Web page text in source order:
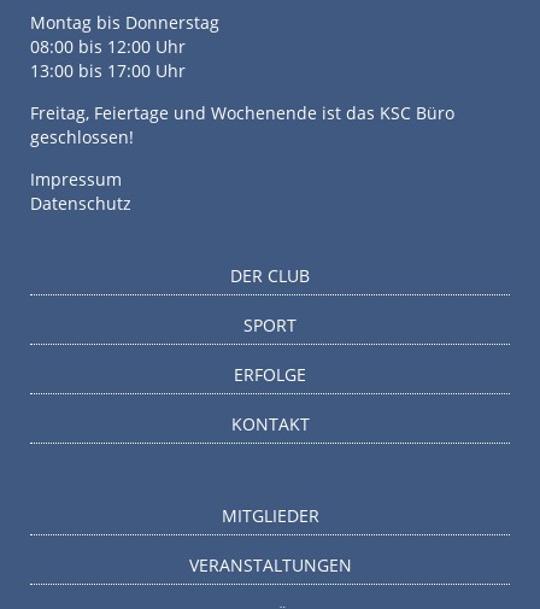
Montag bis Donnerstag
08:00 bis 12:00 Uhr
13:00 bis 17:00 Uhr
Freitag, Feiertage und Wochenende ist das KSC Büro
geschlossen!
Impressum
Datenschutz
DER CLUB
SPORT
ERFOLGE
KONTAKT
MITGLIEDER
VERANSTALTUNGEN